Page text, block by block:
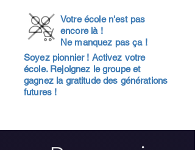
Votre école n'est pas
encore là !
Ne manquez pas ça !
Soyez pionnier ! Activez votre
école. Rejoignez le groupe et
gagnez la gratitude des générations
futures !